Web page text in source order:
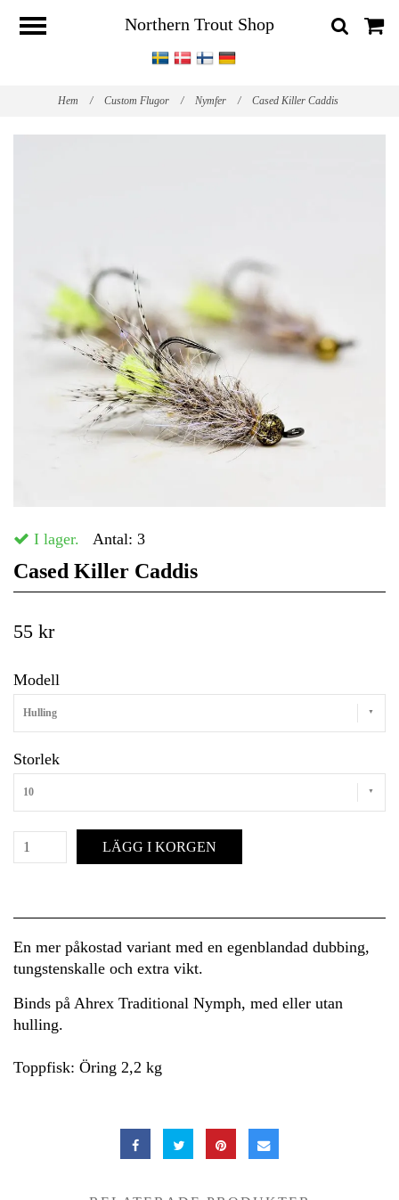
Northern Trout Shop
Hem / Custom Flugor / Nymfer / Cased Killer Caddis
I lager. Antal: 3
Cased Killer Caddis
55 kr
Modell
Hulling
Storlek
10
LÄGG I KORGEN
En mer påkostad variant med en egenblandad dubbing,
tungstenskalle och extra vikt.
Binds på Ahrex Traditional Nymph, med eller utan
hulling.
Toppfisk: Öring 2,2 kg